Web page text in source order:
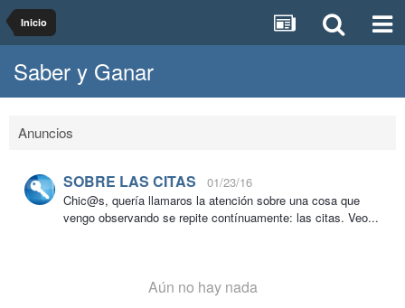
Inicio
Saber y Ganar
Anuncios
SOBRE LAS CITAS
01/23/16
Chic@s, quería llamaros la atención sobre una cosa que
vengo observando se repite contínuamente: las citas. Veo...
Aún no hay nada